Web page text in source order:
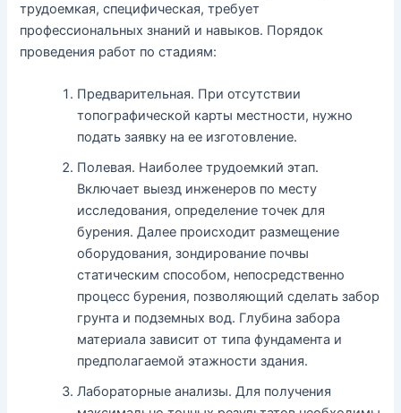
трудоемкая, специфическая, требует
профессиональных знаний и навыков. Порядок
проведения работ по стадиям:
Предварительная. При отсутствии
топографической карты местности, нужно
подать заявку на ее изготовление.
Полевая. Наиболее трудоемкий этап.
Включает выезд инженеров по месту
исследования, определение точек для
бурения. Далее происходит размещение
оборудования, зондирование почвы
статическим способом, непосредственно
процесс бурения, позволяющий сделать забор
грунта и подземных вод. Глубина забора
материала зависит от типа фундамента и
предполагаемой этажности здания.
Лабораторные анализы. Для получения